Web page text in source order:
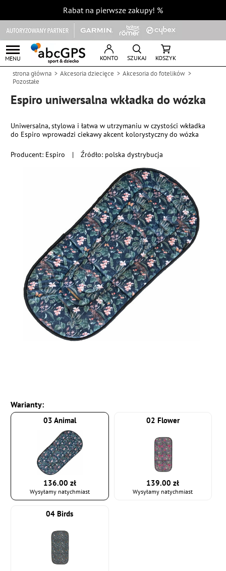
Rabat na pierwsze zakupy! %
MENU KONTO SZUKAJ KOSZYK
strona główna Akcesoria dziecięce
Akcesoria do fotelików
Pozostałe
Espiro uniwersalna wkładka do wózka
Producent: Espiro | Źródło: polska dystrybucja
Uniwersalna, stylowa i łatwa w utrzymaniu w czystości wkładka
do Espiro wprowadzi ciekawy akcent kolorystyczny do wózka
Warianty:
03 Animal
136.00 zł
Wysyłamy natychmiast
02 Flower
139.00 zł
Wysyłamy natychmiast
04 Birds